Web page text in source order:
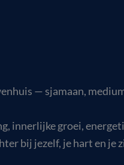
— sjamaan,
innerlijke groei,
bij jezelf, je hart en je